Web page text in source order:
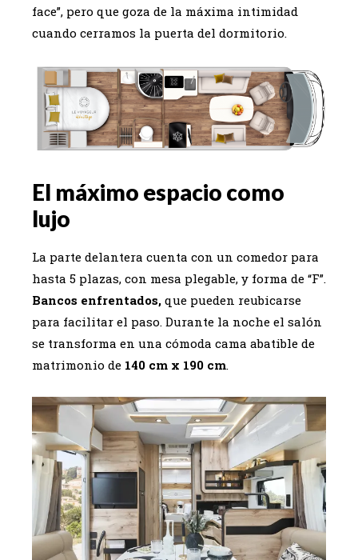
face”, pero que goza de la máxima intimidad
cuando cerramos la puerta del dormitorio.
El máximo espacio como
lujo
La parte delantera cuenta con un comedor para
hasta 5 plazas, con mesa plegable, y forma de “F”.
Bancos enfrentados, que pueden reubicarse
para facilitar el paso. Durante la noche el salón
se transforma en una cómoda cama abatible de
matrimonio de 140 cm x 190 cm.